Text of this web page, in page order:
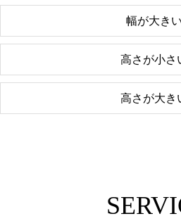
幅が大き
高さが小さ
高さが大き